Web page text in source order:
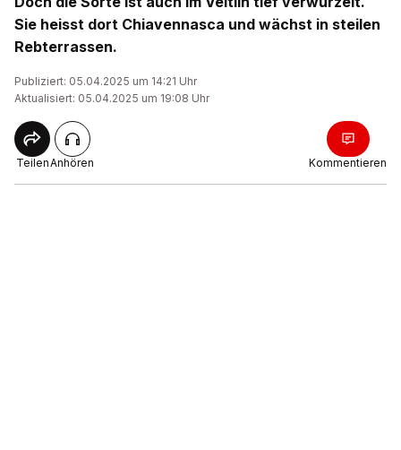
Sie heisst dort Chiavennasca und wächst in steilen
Rebterrassen.
Publiziert: 05.04.2025 um 14:21 Uhr
Aktualisiert: 05.04.2025 um 19:08 Uhr
TeilenAnhören Kommentieren